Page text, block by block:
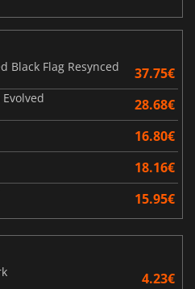
Black Flag Resynced
37.75€
28.68€
16.80€
18.16€
15.95€
4.23€